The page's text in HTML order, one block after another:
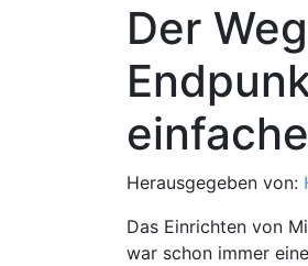
Der
Herausgegeben von:
Das Einrichten von
war schon immer